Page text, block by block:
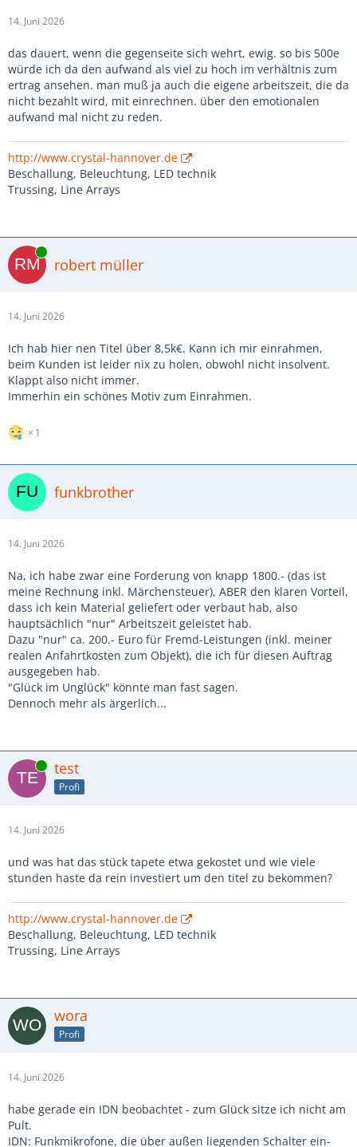
mal Spass haben
14. Juni 2026
das dauert, wenn die gegenseite sich wehrt, ewig. so bis 500e
würde ich da den aufwand als viel zu hoch im verhältnis zum
ertrag ansehen. man muß ja auch die eigene arbeitszeit, die da
nicht bezahlt wird, mit einrechnen. über den emotionalen
aufwand mal nicht zu reden.
http://www.crystal-hannover.de
Beschallung, Beleuchtung, LED technik
Trussing, Line Arrays
Online
robert müller
14. Juni 2026
Ich hab hier nen Titel über 8,5k€. Kann ich mir einrahmen,
beim Kunden ist leider nix zu holen, obwohl nicht insolvent.
Klappt also nicht immer.
Immerhin ein schönes Motiv zum Einrahmen.
1
funkbrother
14. Juni 2026
Na, ich habe zwar eine Forderung von knapp 1800.- (das ist
meine Rechnung inkl. Märchensteuer), ABER den klaren Vorteil,
dass ich kein Material geliefert oder verbaut hab, also
hauptsächlich "nur" Arbeitszeit geleistet hab.
Dazu "nur" ca. 200.- Euro für Fremd-Leistungen (inkl. meiner
realen Anfahrtkosten zum Objekt), die ich für diesen Auftrag
ausgegeben hab.
"Glück im Unglück" könnte man fast sagen.
Dennoch mehr als ärgerlich...
Online test
Profi
14. Juni 2026
und was hat das stück tapete etwa gekostet und wie viele
stunden haste da rein investiert um den titel zu bekommen?
http://www.crystal-hannover.de
Beschallung, Beleuchtung, LED technik
Trussing, Line Arrays
wora
Profi
14. Juni 2026
habe gerade ein IDN beobachtet - zum Glück sitze ich nicht am
Pult.
IDN: Funkmikrofone, die über außen liegenden Schalter ein-